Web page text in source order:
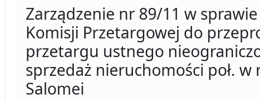
Zarządzenie nr 89/11 w sprawie
Komisji Przetargowej do
przetargu ustnego
sprzedaż nieruchomości poł.
Salomei